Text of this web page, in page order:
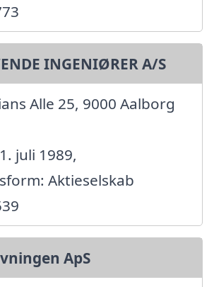
INGENIØRER A/S
Alle 25, 9000 Aalborg
juli 1989,
Aktieselskab
ApS